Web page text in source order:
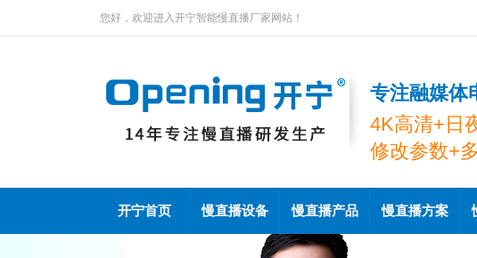
您好，欢迎进入开宁智能慢直播厂家网站！
专注融媒体
4K高清+日
修改参数+
开宁首页 慢直播设备 慢直播产品 慢直播方案